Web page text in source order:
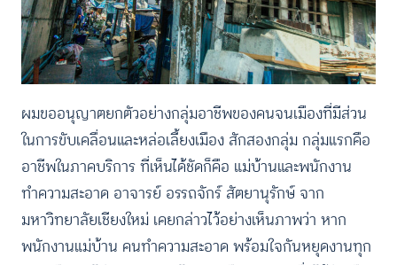
ผมขออนุญาตยกตัวอย่างกลุ่มอาชีพของคนจนเมืองที่มีส่วน
ในการขับเคลื่อนและหล่อเลี้ยงเมือง สักสองกลุ่ม กลุ่มแรกคือ
อาชีพในภาคบริการ ที่เห็นได้ชัดก็คือ แม่บ้านและพนักงาน
ทำความสะอาด อาจารย์ อรรถจักร์ สัตยานุรักษ์ จาก
มหาวิทยาลัยเชียงใหม่ เคยกล่าวไว้อย่างเห็นภาพว่า หาก
พนักงานแม่บ้าน คนทำความสะอาด พร้อมใจกันหยุดงานทุก